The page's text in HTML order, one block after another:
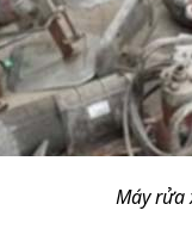
Máy rửa